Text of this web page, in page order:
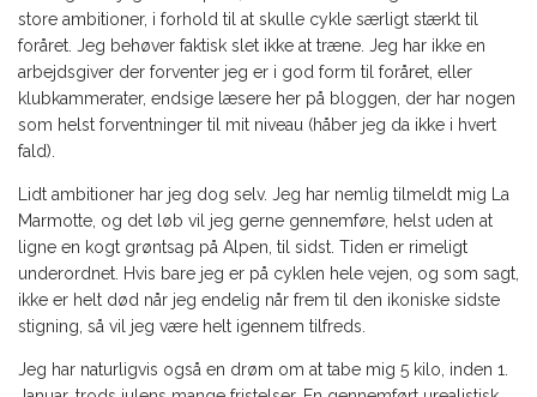
store ambitioner, i forhold til at skulle cykle særligt stærkt til
foråret. Jeg behøver faktisk slet ikke at træne. Jeg har ikke en
arbejdsgiver der forventer jeg er i god form til foråret, eller
klubkammerater, endsige læsere her på bloggen, der har nogen
som helst forventninger til mit niveau (håber jeg da ikke i hvert
fald).
Lidt ambitioner har jeg dog selv. Jeg har nemlig tilmeldt mig La
Marmotte, og det løb vil jeg gerne gennemføre, helst uden at
ligne en kogt grøntsag på Alpen, til sidst. Tiden er rimeligt
underordnet. Hvis bare jeg er på cyklen hele vejen, og som sagt,
ikke er helt død når jeg endelig når frem til den ikoniske sidste
stigning, så vil jeg være helt igennem tilfreds.
Jeg har naturligvis også en drøm om at tabe mig 5 kilo, inden 1.